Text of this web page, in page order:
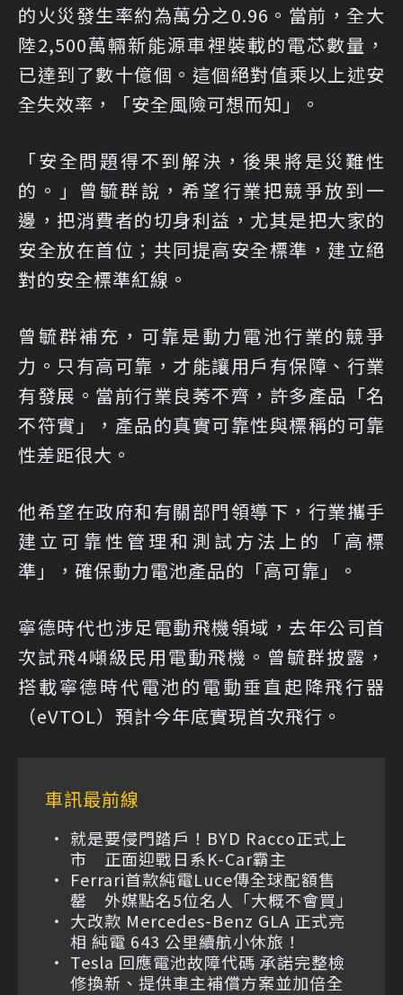
的火災發生率約為萬分之0.96。當前，全大
陸2,500萬輛新能源車裡裝載的電芯數量，
已達到了數十億個。這個絕對值乘以上述安
全失效率，「安全風險可想而知」。
「安全問題得不到解決，後果將是災難性
的。」曾毓群說，希望行業把競爭放到一
邊，把消費者的切身利益，尤其是把大家的
安全放在首位；共同提高安全標準，建立絕
對的安全標準紅線。
曾毓群補充，可靠是動力電池行業的競爭
力。只有高可靠，才能讓用戶有保障、行業
有發展。當前行業良莠不齊，許多產品「名
不符實」，產品的真實可靠性與標稱的可靠
性差距很大。
他希望在政府和有關部門領導下，行業攜手
建立可靠性管理和測試方法上的「高標
準」，確保動力電池產品的「高可靠」。
寧德時代也涉足電動飛機領域，去年公司首
次試飛4噸級民用電動飛機。曾毓群披露，
搭載寧德時代電池的電動垂直起降飛行器
（eVTOL）預計今年底實現首次飛行。
車訊最前線
就是要侵門踏戶！BYD Racco正式上
市 正面迎戰日系K-Car霸主
Ferrari首款純電Luce傳全球配額售
罄 外媒點名5位名人「大概不會買」
大改款 Mercedes-Benz GLA 正式亮
相 純電 643 公里續航小休旅！
Tesla 回應電池故障代碼 承諾完整檢
修換新、提供車主補償方案並加倍全